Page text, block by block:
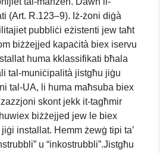
(Art. R.123–9). Iż-żoni diġà
pubbliċi eżistenti jew taħt
biżżejjed kapaċità biex iservu
huma kklassifikati bħala
tal-muniċipalità jistgħu jiġu
tal-UA, li huma maħsuba biex
skont jekk it-tagħmir
biżżejjed jew le biex
installat. Hemm żewġ tipi ta’
u “inkostrubbli”.Jistgħu